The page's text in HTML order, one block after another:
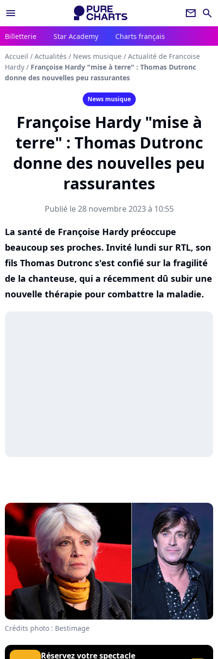
menu newsletter search
Billetterie Star Academy Charts français
Accueil / Actualités / News musique / Actualité de Francoise
Hardy / Françoise Hardy "mise à terre" : Thomas Dutronc
donne des nouvelles peu rassurantes
News musique
Françoise Hardy "mise à
terre" : Thomas Dutronc
donne des nouvelles peu
rassurantes
Publié le 28 novembre 2023 à 10:55
La santé de Françoise Hardy préoccupe
beaucoup ses proches. Invité lundi sur RTL, son
fils Thomas Dutronc s'est confié sur la fragilité
de la chanteuse, qui a récemment dû subir une
nouvelle thérapie pour combattre la maladie.
Crédits photo : Bestimage
Réservez votre spectacle